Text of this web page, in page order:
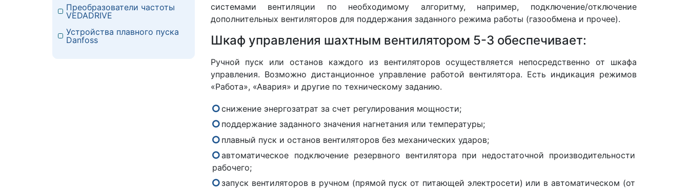
системами вентиляции по необходимому алгоритму, например, подключение/отключение
дополнительных вентиляторов для поддержания заданного режима работы (газообмена и прочее).
Шкаф управления шахтным вентилятором 5-3 обеспечивает:
Ручной пуск или останов каждого из вентиляторов осуществляется непосредственно от шкафа
управления. Возможно дистанционное управление работой вентилятора. Есть индикация режимов
«Работа», «Авария» и другие по техническому заданию.
снижение энергозатрат за счет регулирования мощности;
поддержание заданного значения нагнетания или температуры;
плавный пуск и останов вентиляторов без механических ударов;
автоматическое подключение резервного вентилятора при недостаточной производительности
рабочего;
запуск вентиляторов в ручном (прямой пуск от питающей электросети) или в автоматическом (от
Преобразователи частоты
VEDADRIVE
Устройства плавного пуска
Danfoss